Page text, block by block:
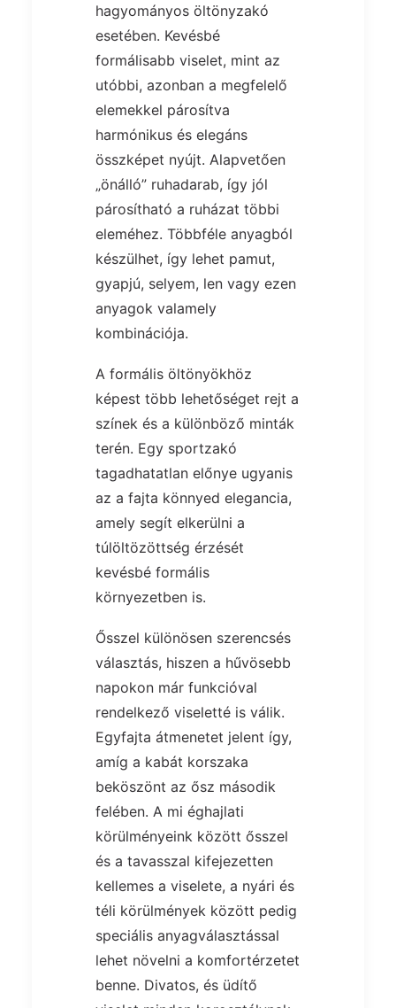
hagyományos öltönyzakó
esetében. Kevésbé
formálisabb viselet, mint az
utóbbi, azonban a megfelelő
elemekkel párosítva
harmónikus és elegáns
összképet nyújt. Alapvetően
„önálló” ruhadarab, így jól
párosítható a ruházat többi
eleméhez. Többféle anyagból
készülhet, így lehet pamut,
gyapjú, selyem, len vagy ezen
anyagok valamely
kombinációja.
A formális öltönyökhöz
képest több lehetőséget rejt a
színek és a különböző minták
terén. Egy sportzakó
tagadhatatlan előnye ugyanis
az a fajta könnyed elegancia,
amely segít elkerülni a
túlöltözöttség érzését
kevésbé formális
környezetben is.
Ősszel különösen szerencsés
választás, hiszen a hűvösebb
napokon már funkcióval
rendelkező viseletté is válik.
Egyfajta átmenetet jelent így,
amíg a kabát korszaka
beköszönt az ősz második
felében. A mi éghajlati
körülményeink között ősszel
és a tavasszal kifejezetten
kellemes a viselete, a nyári és
téli körülmények között pedig
speciális anyagválasztással
lehet növelni a komfortérzetet
benne. Divatos, és üdítő